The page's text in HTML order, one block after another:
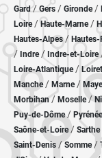
Gard/Gers / Gironde/
Loire/Haute-Marne/
Hautes-Alpes/
/ Indre/ Indre-et-Loire
Loire-Atlantique/ Loiret
Manche/ Marne/
Morbihan/ Moselle/
Puy-de-Dôme/
Saône-et-Loire/ Sarthe
Saint-Denis /Somme/